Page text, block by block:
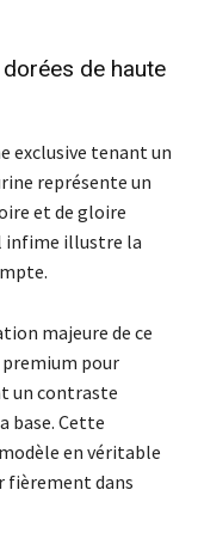
de haute
exclusive tenant un
représente un
et de gloire
infime illustre la
majeure de ce
premium pour
un contraste
base. Cette
en véritable
fièrement dans